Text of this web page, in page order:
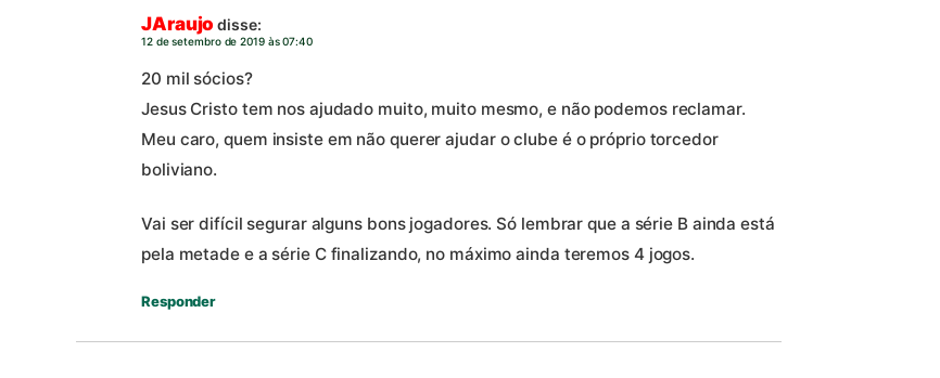
JAraujo disse:
12 de setembro de 2019 às 07:40
20 mil sócios?
Jesus Cristo tem nos ajudado muito, muito mesmo, e não podemos reclamar.
Meu caro, quem insiste em não querer ajudar o clube é o próprio torcedor
boliviano.
Vai ser difícil segurar alguns bons jogadores. Só lembrar que a série B ainda está
pela metade e a série C finalizando, no máximo ainda teremos 4 jogos.
Responder